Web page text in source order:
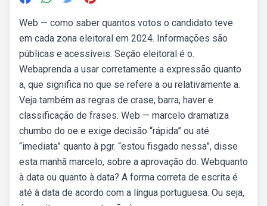
Web — como saber quantos votos o candidato teve
em cada zona eleitoral em 2024. Informações são
públicas e acessíveis. Seção eleitoral é o.
Webaprenda a usar corretamente a expressão quanto
a, que significa no que se refere a ou relativamente a.
Veja também as regras de crase, barra, haver e
classificação de frases. Web — marcelo dramatiza
chumbo do oe e exige decisão “rápida” ou até
“imediata” quanto à pgr. “estou fisgado nessa”, disse
esta manhã marcelo, sobre a aprovação do. Webquanto
à data ou quanto à data? A forma correta de escrita é
até à data de acordo com a língua portuguesa. Ou seja,